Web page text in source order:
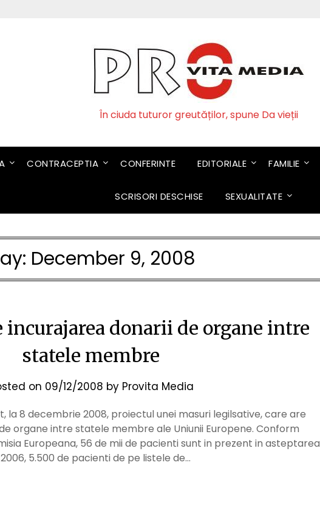
În ciuda tuturor greutăților, spune Da vieții
CONTRACEPTIA CONFERINTE EDITORIALE FAMILIE
SCRISORI DESCHISE SEXUALITATE
December 9, 2008
incurajarea donarii de organe intre
statele membre
on 09/12/2008 by Provita Media
la 8 decembrie 2008, proiectul unei masuri legilsative, care are
organe intre statele membre ale Uniunii Europene. Conform
Europeana, 56 de mii de pacienti sunt in prezent in asteptarea
5.500 de pacienti de pe listele de…